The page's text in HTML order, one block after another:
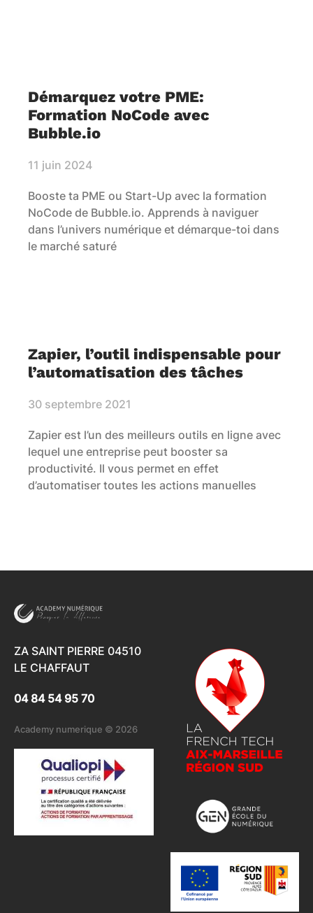
Démarquez votre PME:
Formation NoCode avec
Bubble.io
11 juin 2024
Booste ta PME ou Start-Up avec la formation
NoCode de Bubble.io. Apprends à naviguer
dans l’univers numérique et démarque-toi dans
le marché saturé
Zapier, l’outil indispensable pour
l’automatisation des tâches
30 septembre 2021
Zapier est l’un des meilleurs outils en ligne avec
lequel une entreprise peut booster sa
productivité. Il vous permet en effet
d’automatiser toutes les actions manuelles
ZA SAINT PIERRE 04510
LE CHAFFAUT
04 84 54 95 70
Academy numerique © 2026